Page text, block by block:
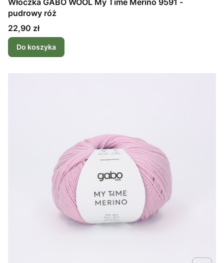
Włóczka GABO WOOL My Time Merino 9591 -
pudrowy róż
Cena
22,90 zł
Do koszyka